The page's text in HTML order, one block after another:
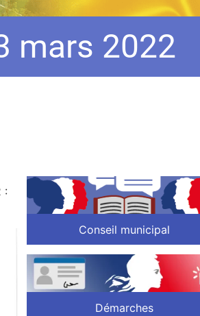
mars 2022
:
Conseil municipal
Démarches